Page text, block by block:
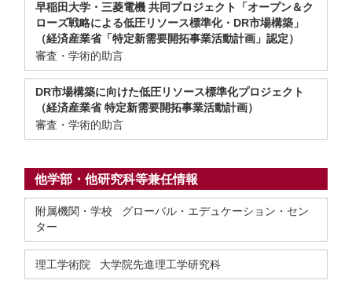
早稲田大学・三菱電機 共同プロジェクト「オープン＆ク
ローズ戦略による低圧リソース標準化・DR市場構築」
（経済産業省「特定新需要開拓事業活動計画」認定）
審査・学術的助言
DR市場構築に向けた低圧リソース標準化プロジェクト
（経済産業省 特定新需要開拓事業活動計画）
審査・学術的助言
他学部・他研究科等兼任情報
附属機関・学校 グローバル・エデュケーション・セン
ター
理工学術院 大学院先進理工学研究科